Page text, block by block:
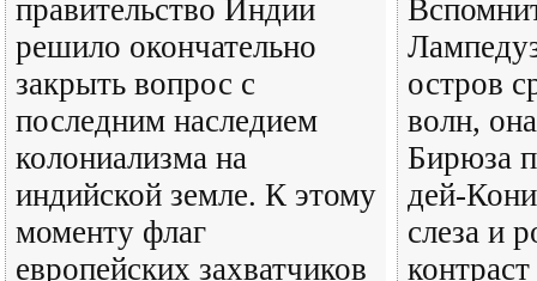
правительство Индии
решило окончательно
закрыть вопрос с
последним наследием
колониализма на
индийской земле. К этому
моменту флаг
европейских захватчиков
остров
волн,
Бирюза
дей-
слеза и